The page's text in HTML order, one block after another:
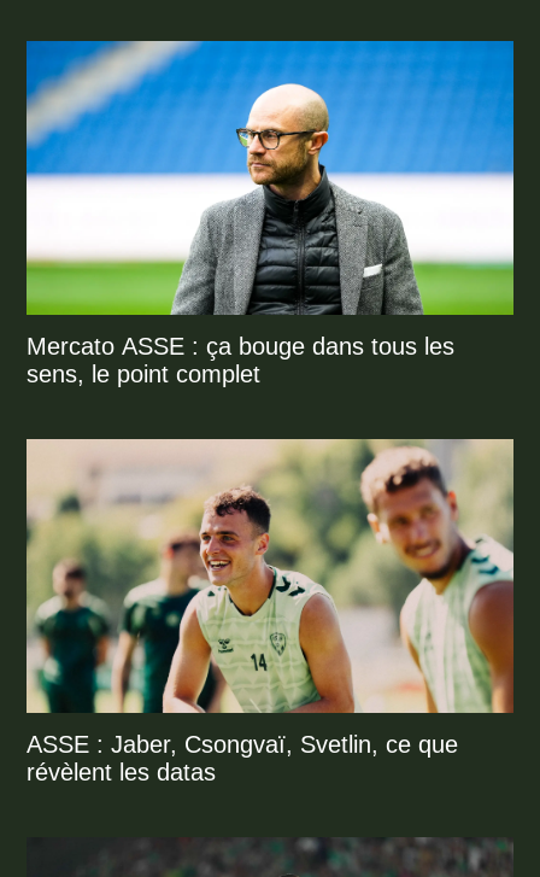
Mercato ASSE : ça bouge dans tous les
sens, le point complet
ASSE : Jaber, Csongvaï, Svetlin, ce que
révèlent les datas